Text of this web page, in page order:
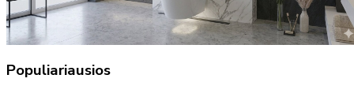
Populiariausios